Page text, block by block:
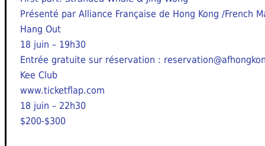
Présenté par Alliance Française de Hong Kong /French
Hang Out
18 juin – 19h30
Entrée gratuite sur réservation :
Kee Club
www.ticketflap.com
18 juin – 22h30
$200-$300